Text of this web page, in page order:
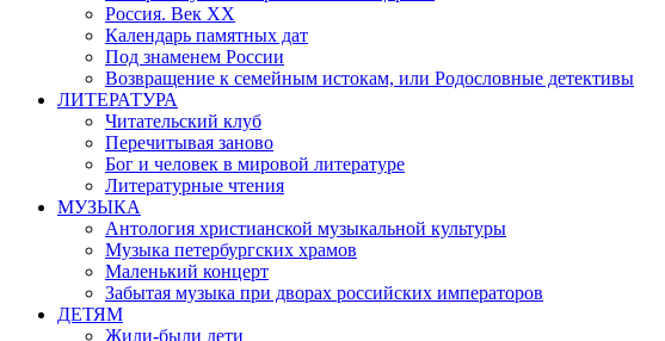
Россия. Век ХХ
Календарь памятных дат
Под знаменем России
Возвращение к семейным истокам, или Родословные детективы
ЛИТЕРАТУРА
Читательский клуб
Перечитывая заново
Бог и человек в мировой литературе
Литературные чтения
МУЗЫКА
Антология христианской музыкальной культуры
Музыка петербургских храмов
Маленький концерт
Забытая музыка при дворах российских императоров
ДЕТЯМ
Жили-были дети